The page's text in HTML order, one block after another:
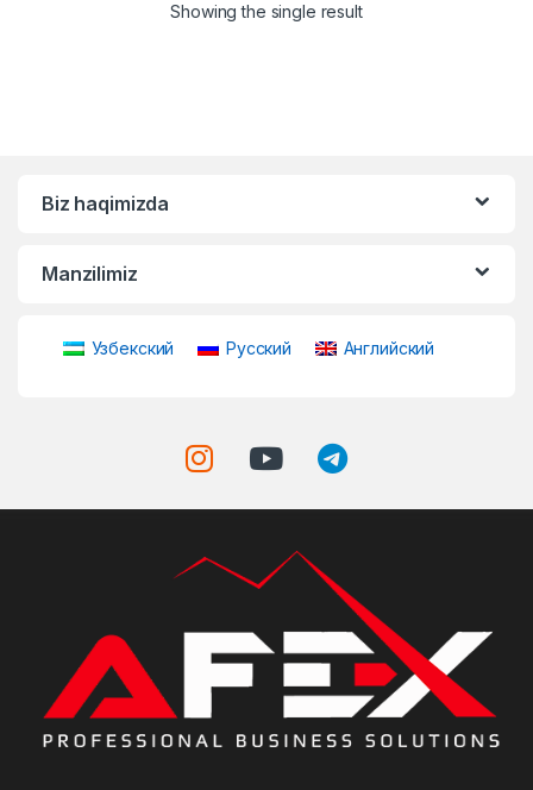
Showing the single result
Biz haqimizda
Manzilimiz
Узбекский Русский Английский